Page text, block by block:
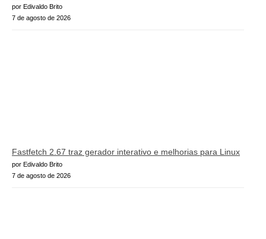
por Edivaldo Brito
7 de agosto de 2026
Fastfetch 2.67 traz gerador interativo e melhorias para Linux
por Edivaldo Brito
7 de agosto de 2026